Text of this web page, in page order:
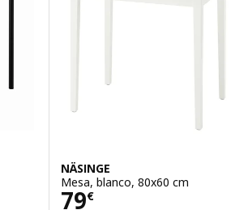
NÄSINGE
Mesa, blanco, 80x60 cm
79€
Precio 79€